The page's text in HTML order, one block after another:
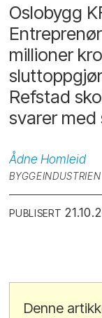
Oslobygg
millioner
Refstad
svarer med
Ådne Homleid
BYGGEINDUSTRIEN
PUBLISERT
Denne